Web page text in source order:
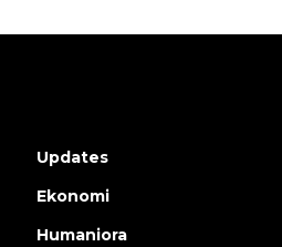
Updates
Ekonomi
Humaniora